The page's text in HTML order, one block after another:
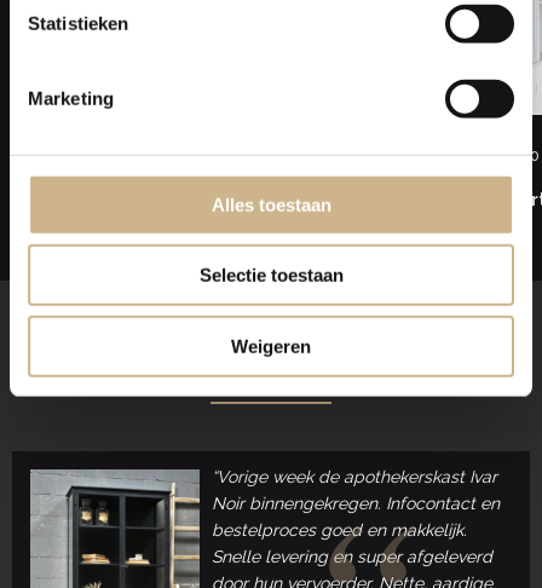
Statistieken
Marketing
Alles toestaan
Selectie toestaan
Weigeren
2022-03 Binnenkijken
Bekijk Artikel
2021-10
Bekijk
REVIEWS
VAN ONZE KLANTEN
“Vorige week de apothekerskast Ivar
Noir binnengekregen. Infocontact en
bestelproces goed en makkelijk.
Snelle levering en super afgeleverd
door hun vervoerder. Nette, aardige